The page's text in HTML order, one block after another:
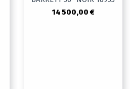
14 500,00 €